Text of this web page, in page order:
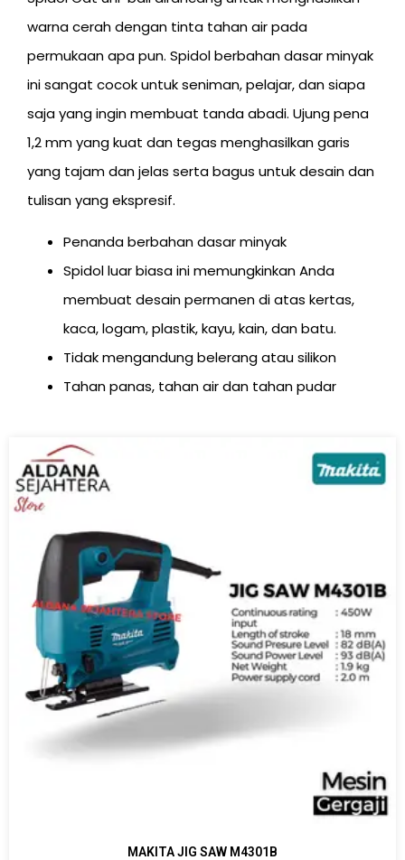
warna cerah dengan tinta tahan air pada
permukaan apa pun. Spidol berbahan dasar minyak
ini sangat cocok untuk seniman, pelajar, dan siapa
saja yang ingin membuat tanda abadi. Ujung pena
1,2 mm yang kuat dan tegas menghasilkan garis
yang tajam dan jelas serta bagus untuk desain dan
tulisan yang ekspresif.
Penanda berbahan dasar minyak
Spidol luar biasa ini memungkinkan Anda
membuat desain permanen di atas kertas,
kaca, logam, plastik, kayu, kain, dan batu.
Tidak mengandung belerang atau silikon
Tahan panas, tahan air dan tahan pudar
MAKITA JIG SAW M4301B